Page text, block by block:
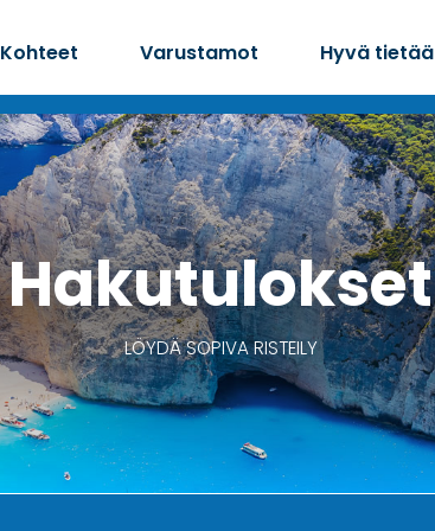
Kohteet Varustamot Hyvä tietää
Hakutulokset
LÖYDÄ SOPIVA RISTEILY